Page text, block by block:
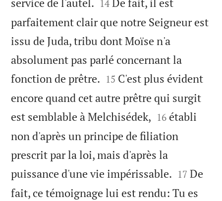
14
parfaitement clair que notre Seigneur est
issu de Juda, tribu dont Moïse n'a
absolument pas parlé concernant la
fonction de prêtre. 

15 C'est plus évident
encore quand cet autre prêtre qui surgit
est semblable à Melchisédek, 

16 établi
non d'après un principe de filiation
prescrit par la loi, mais d'après la
puissance d'une vie impérissable. 

17 De
fait, ce témoignage lui est rendu: Tu es